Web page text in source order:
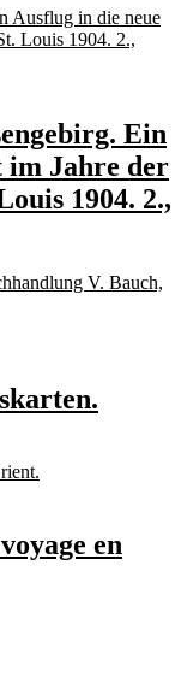
Ein
im Jahre der
1904. 2.,
V. Bauch,
en